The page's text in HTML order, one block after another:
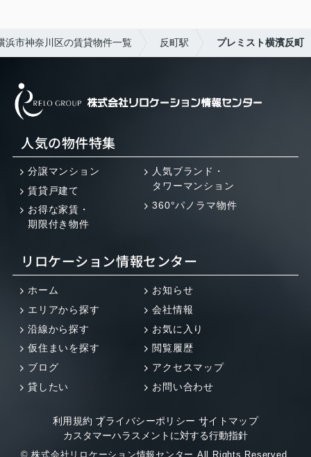
浜市神奈川区の賃貸物件一覧 反町駅 プレミスト横濱反町
人気の物件特集
分譲マンション
賃貸戸建て
お得な家賃・
期限付き物件
人気ブランド・
タワーマンション
360°パノラマ物件
リロケーション情報センター
ホーム
エリアから探す
沿線から探す
仮住まいを探す
ブログ
貸したい
お知らせ
会社情報
お気に入り
閲覧履歴
アクセスマップ
お問い合わせ
利用規約 プライバシーポリシー サイトマップ
カスタマーハラスメントに対する行動指針